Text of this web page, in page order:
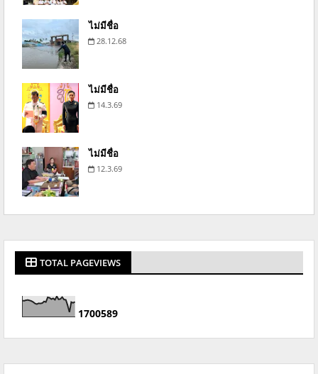
ไม่มีชื่อ
28.12.68
ไม่มีชื่อ
14.3.69
ไม่มีชื่อ
12.3.69
TOTAL PAGEVIEWS
1700589